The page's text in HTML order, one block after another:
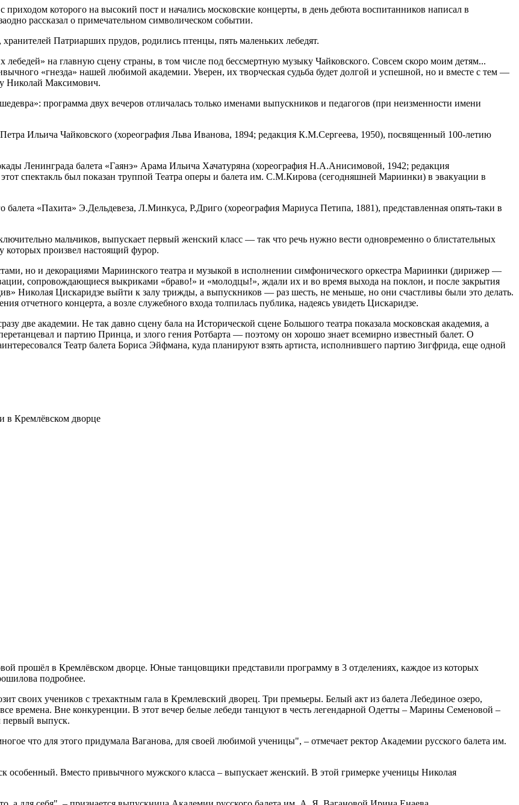
которого на высокий пост и начались московские концерты, в день дебюта воспитанников написал в
рассказал о примечательном символическом событии.
Патриарших прудов, родились птенцы, пять маленьких лебедят.
на главную сцену страны, в том числе под бессмертную музыку Чайковского. Совсем скоро моим детям...
«гнезда» нашей любимой академии. Уверен, их творческая судьба будет долгой и успешной, но и вместе с тем —
Николай Максимович.
программа двух вечеров отличалась только именами выпускников и педагогов (при неизменности имени
Ильича Чайковского (хореография Льва Иванова, 1894; редакция К.М.Сергеева, 1950), посвященный 100-летию
Ленинграда балета «Гаянэ» Арама Ильича Хачатуряна (хореография Н.А.Анисимовой, 1942; редакция
спектакль был показан труппой Театра оперы и балета им. С.М.Кирова (сегодняшней Мариинки) в эвакуации в
балета «Пахита» Э.Дельдевеза, Л.Минкуса, Р.Дриго (хореография Мариуса Петипа, 1881), представленная опять-таки в
мальчиков, выпускает первый женский класс — так что речь нужно вести одновременно о блистательных
произвел настоящий фурор.
но и декорациями Мариинского театра и музыкой в исполнении симфонического оркестра Мариинки (дирижер —
сопровождающиеся выкриками «браво!» и «молодцы!», ждали их и во время выхода на поклон, и после закрытия
Николая Цискаридзе выйти к залу трижды, а выпускников — раз шесть, не меньше, но они счастливы были это делать.
отчетного концерта, а возле служебного входа толпилась публика, надеясь увидеть Цискаридзе.
две академии. Не так давно сцену бала на Исторической сцене Большого театра показала московская академия, а
и партию Принца, и злого гения Ротбарта — поэтому он хорошо знает всемирно известный балет. О
Театр балета Бориса Эйфмана, куда планируют взять артиста, исполнившего партию Зигфрида, еще одной
в Кремлёвском дворце
прошёл в Кремлёвском дворце. Юные танцовщики представили программу в 3 отделениях, каждое из которых
подробнее.
своих учеников с трехактным гала в Кремлевский дворец. Три премьеры. Белый акт из балета Лебединое озеро,
времена. Вне конкуренции. В этот вечер белые лебеди танцуют в честь легендарной Одетты – Марины Семеновой –
первый выпуск.
что для этого придумала Ваганова, для своей любимой ученицы", – отмечает ректор Академии русского балета им.
особенный. Вместо привычного мужского класса – выпускает женский. В этой гримерке ученицы Николая